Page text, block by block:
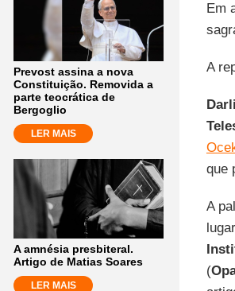
Prevost assina a nova
Constituição. Removida a
parte teocrática de
Bergoglio
LER MAIS
A amnésia presbiteral.
Artigo de Matias Soares
LER MAIS
Em
A
que
A
(